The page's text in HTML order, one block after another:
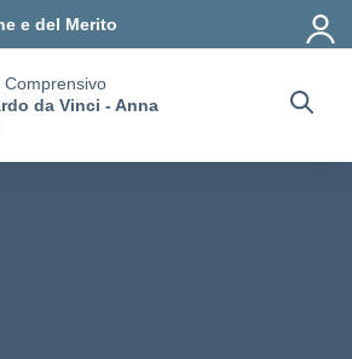
e del Merito
Comprensivo
da Vinci - Anna